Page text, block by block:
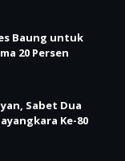
Baung untuk
20 Persen
Sabet Dua
Ke-80